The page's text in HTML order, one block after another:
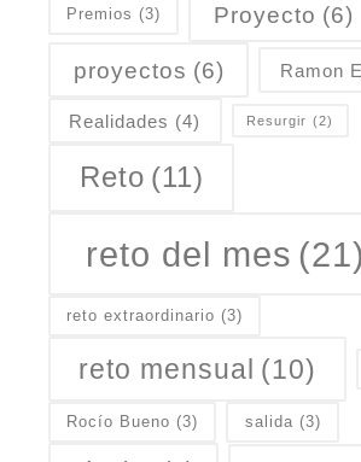
Premios (3) Proyecto (6)
proyectos (6) Ramon
Realidades (4) Resurgir (2)
Reto (11)
reto del mes (21)
reto extraordinario (3)
reto mensual (10)
Rocío Bueno (3) salida (3)